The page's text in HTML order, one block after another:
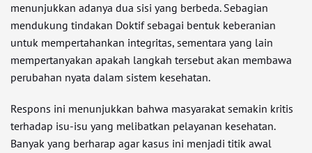
menunjukkan adanya dua sisi yang berbeda. Sebagian
mendukung tindakan Doktif sebagai bentuk keberanian
untuk mempertahankan integritas, sementara yang lain
mempertanyakan apakah langkah tersebut akan membawa
perubahan nyata dalam sistem kesehatan.
Respons ini menunjukkan bahwa masyarakat semakin kritis
terhadap isu-isu yang melibatkan pelayanan kesehatan.
Banyak yang berharap agar kasus ini menjadi titik awal